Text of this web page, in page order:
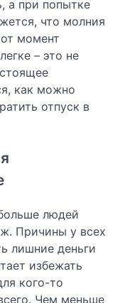
а при попытке
что молния
момент
– это не
как можно
отпуск в
людей
Причины у всех
лишние деньги
избежать
кого-то
Чем меньше